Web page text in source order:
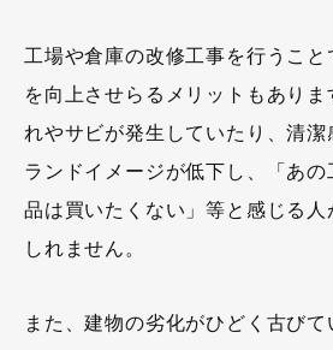
工場や倉庫の改修工事を行うこ
を向上させらるメリットもありま
れやサビが発生していたり、清
ランドイメージが低下し、「あ
品は買いたくない」等と感じる人
しれません。
また、建物の劣化がひどく古びて